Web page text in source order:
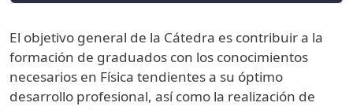
El objetivo general de la Cátedra es contribuir a la
formación de graduados con los conocimientos
necesarios en Física tendientes a su óptimo
desarrollo profesional, así como la realización de